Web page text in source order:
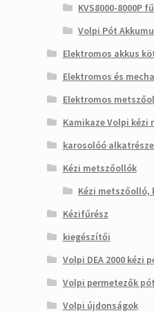
KVS8000-8000P
Volpi Pót
Elektromos akkus
Elektromos és
Elektromos
Kamikaze Volpi kézi
karosolóó
Kézi metszőollók
Kézi metszőolló,
Kézifűrész
kiegészítői
Volpi DEA 2000 kézi
Volpi permetezők
Volpi újdonságok